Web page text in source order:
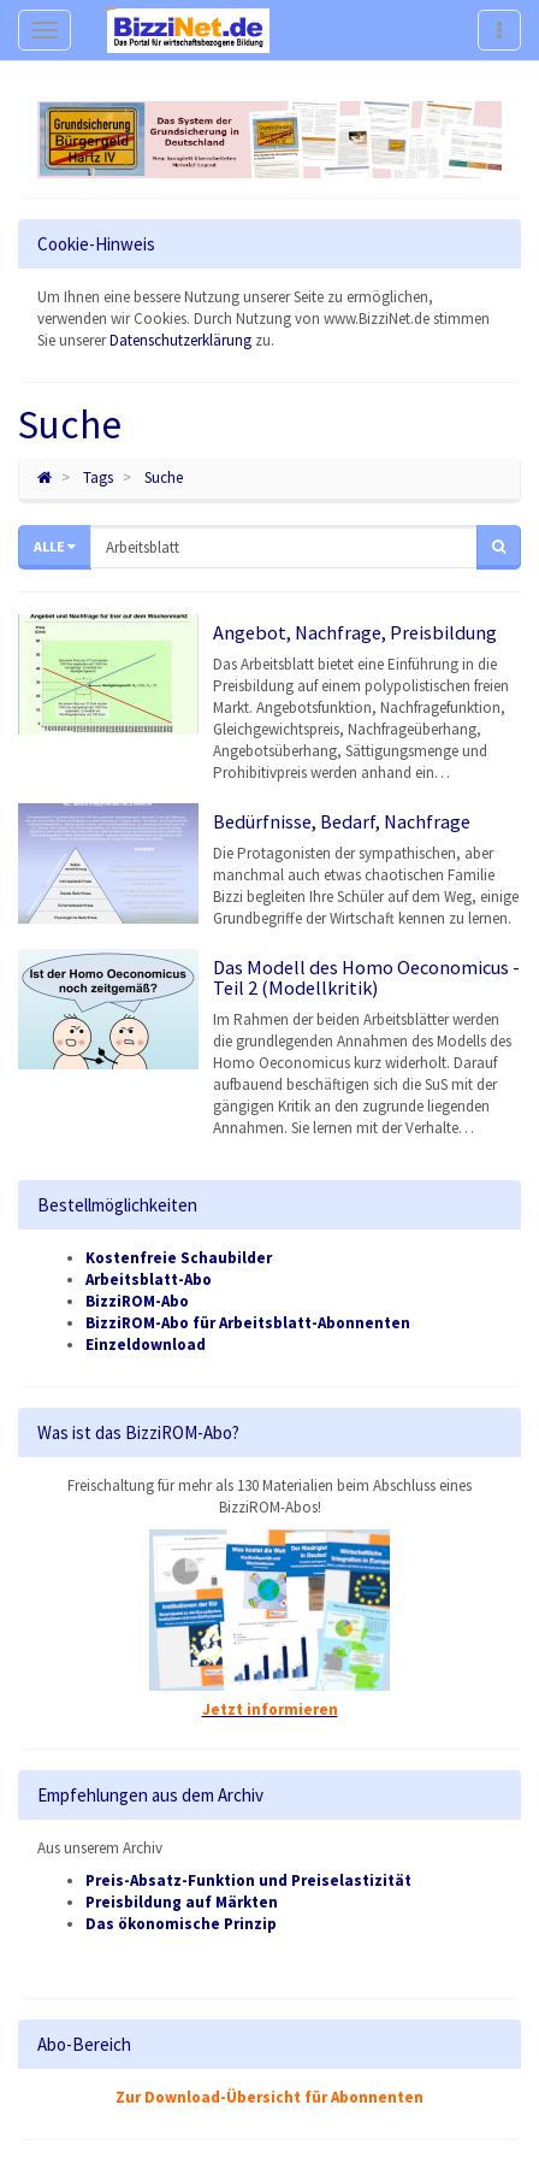
Navigation
Cookie-Hinweis
Um Ihnen eine bessere Nutzung unserer Seite zu ermöglichen,
verwenden wir Cookies. Durch Nutzung von www.BizziNet.de stimmen
Sie unsererDatenschutzerklärung zu.
Suche
Tags Suche
ALLE
Angebot, Nachfrage, Preisbildung
Das Arbeitsblatt bietet eine Einführung in die
Preisbildung auf einem polypolistischen freien
Markt. Angebotsfunktion, Nachfragefunktion,
Gleichgewichtspreis, Nachfrageüberhang,
Angebotsüberhang, Sättigungsmenge und
Prohibitivpreis werden anhand ein…
Bedürfnisse, Bedarf, Nachfrage
Die Protagonisten der sympathischen, aber
manchmal auch etwas chaotischen Familie
Bizzi begleiten Ihre Schüler auf dem Weg, einige
Grundbegriffe der Wirtschaft kennen zu lernen.
Das Modell des Homo Oeconomicus -
Teil 2 (Modellkritik)
Im Rahmen der beiden Arbeitsblätter werden
die grundlegenden Annahmen des Modells des
Homo Oeconomicus kurz widerholt. Darauf
aufbauend beschäftigen sich die SuS mit der
gängigen Kritik an den zugrunde liegenden
Annahmen. Sie lernen mit der Verhalte…
Bestellmöglichkeiten
Kostenfreie Schaubilder
Arbeitsblatt-Abo
BizziROM-Abo
BizziROM-Abo für Arbeitsblatt-Abonnenten
Einzeldownload
Was ist das BizziROM-Abo?
Freischaltung für mehr als 130 Materialien beim Abschluss eines
BizziROM-Abos!
Jetzt informieren
Empfehlungen aus dem Archiv
Aus unserem Archiv
Preis-Absatz-Funktion und Preiselastizität
Preisbildung auf Märkten
Das ökonomische Prinzip
Abo-Bereich
Zur Download-Übersicht für Abonnenten